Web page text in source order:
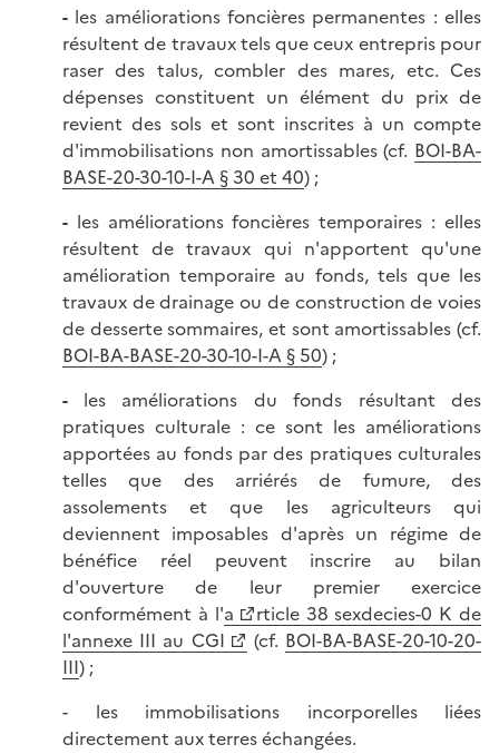
- les améliorations foncières permanentes : elles
résultent de travaux tels que ceux entrepris pour
raser des talus, combler des mares, etc. Ces
dépenses constituent un élément du prix de
revient des sols et sont inscrites à un compte
d'immobilisations non amortissables (cf. BOI-BA-
BASE-20-30-10-I-A § 30 et 40) ;
- les améliorations foncières temporaires : elles
résultent de travaux qui n'apportent qu'une
amélioration temporaire au fonds, tels que les
travaux de drainage ou de construction de voies
de desserte sommaires, et sont amortissables (cf.
BOI-BA-BASE-20-30-10-I-A § 50) ;
- les améliorations du fonds résultant des
pratiques culturale : ce sont les améliorations
apportées au fonds par des pratiques culturales
telles que des arriérés de fumure, des
assolements et que les agriculteurs qui
deviennent imposables d'après un régime de
bénéfice réel peuvent inscrire au bilan
d'ouverture de leur premier exercice
conformément à l'a
rticle 38 sexdecies-0 K de
l'annexe III au CGI
(cf. BOI-BA-BASE-20-10-20-
III) ;
- les immobilisations incorporelles liées
directement aux terres échangées.